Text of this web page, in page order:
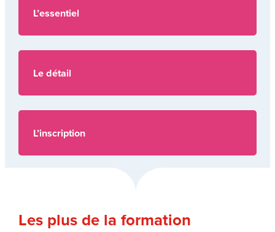
L’essentiel
Le détail
L’inscription
Les plus de la formation